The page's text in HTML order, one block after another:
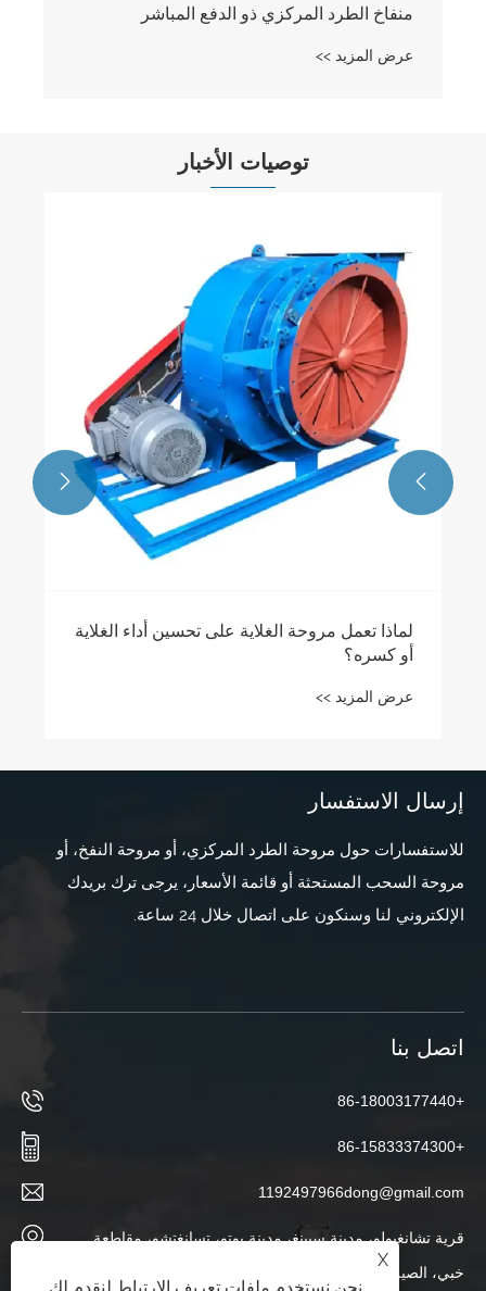
توصيات الأخبار
على تحسين كفاءة أنظمة التهوية الصناعية
عرض المزيد >>


إرسال الاستفسار
للاستفسارات حول مروحة الطرد المركزي، أو مروحة النفخ، أو
مروحة السحب المستحثة أو قائمة الأسعار، يرجى ترك بريدك
الإلكتروني لنا وسنكون على اتصال خلال 24 ساعة.
اتصل بنا
+86-18003177440
+86-15833374300
1192497966dong@gmail.com
قرية تشانغبولو، مدينة سيينغ، مدينة بوتو، تسانغتشو، مقاطعة
خبي، الصين
X